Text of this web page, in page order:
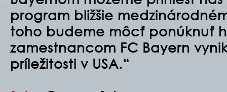
program bližšie
toho budeme môcť ponúknuť
zamestnancom FC Bayern
príležitosti v USA.“